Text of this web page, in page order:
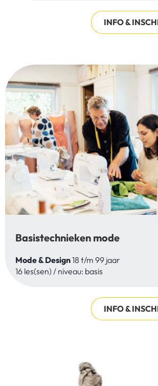
INFO &
Basistechnieken mode
Mode & Design18 t/m 99 jaar
16 les(sen) / niveau: basis
INFO &